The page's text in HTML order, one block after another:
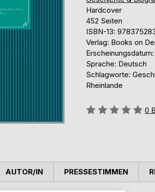
Hardcover
452 Seiten
ISBN-13:
Verlag: Books on
Erscheinungsdatum:
Sprache: Deutsch
Schlagworte:
Rheinlande
Bewertung::
0
AUTOR/IN PRESSESTIMMEN